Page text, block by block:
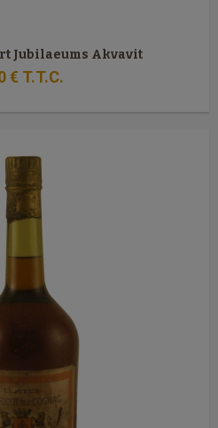
Jubilaeums Akvavit
€ T.T.C.